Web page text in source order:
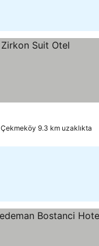
Çekmeköy 9.3 km uzaklıkta